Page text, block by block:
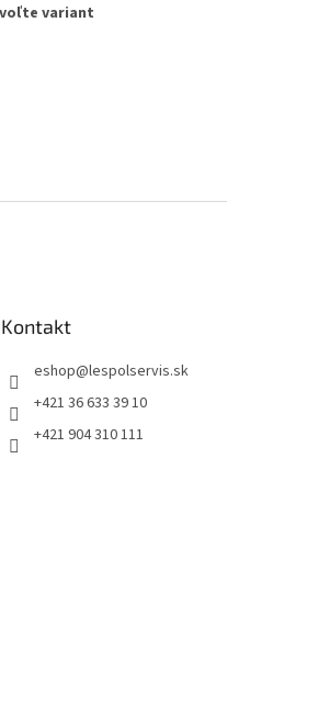
variant
Kontakt
eshop@lespolservis.sk
+421 36 633 39 10
+421 904 310 111